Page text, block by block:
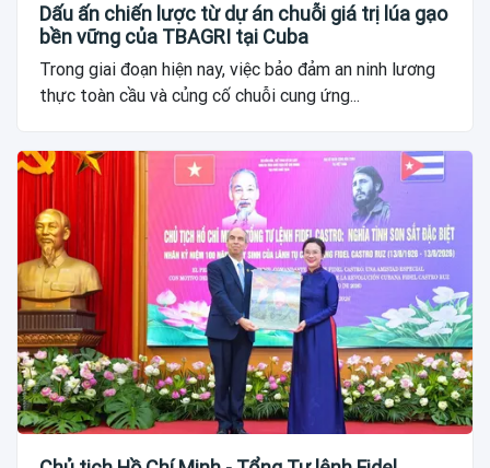
Dấu ấn chiến lược từ dự án chuỗi giá trị lúa gạo
bền vững của TBAGRI tại Cuba
Trong giai đoạn hiện nay, việc bảo đảm an ninh lương
thực toàn cầu và củng cố chuỗi cung ứng...